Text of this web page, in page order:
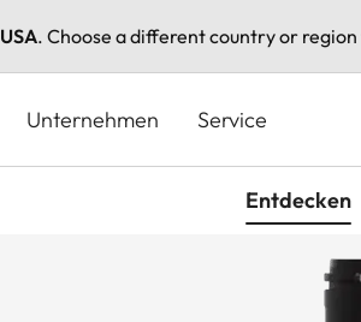
USA. Choose a different country or
Unternehmen Service
Entdecken